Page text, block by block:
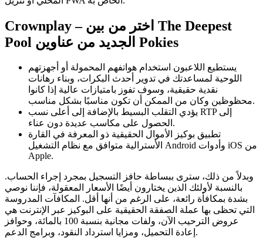
Crownplay – اختر من بين The Deepest
Pool الجديد من عناوين Pokies
يستطيع اللاعبون استخدام هواتفهم المحمولة أو أجهزتهم
اللوحية لمساعدتك في تدوير أحدث البكرات، وبناء رهانات
نقدية حقيقية، وسوف تفوز بامتيازات عالية إذا كانوا
محظوظين وكان من الممكن أن تكون مناسبًا بشكل مناسب.
يؤدي التقلب البسيط بالإضافة إلى أعلى نسب RTP إلى
الحصول على مكاسب عديدة دون عناء.
تطبيق بوكيز الأموال الحقيقية ذو المعرفة في القارة
الأسترالية متوافق مع نظام التشغيل Android وأدوات iOS من
Apple.
وبدلاً من ذلك، سترى ببساطة حافز التسجيل بمجرد إجراء الحساب.
بالنسبة لأولئك الذين يختارون أيضًا الأسعار المعقولة، فإننا نوصي
بشدة بمكافأة رائعة، على الرغم من أنها أقل. المكافآت المدروسة
التي تحظى بها عملة الصفقة الحقيقية على البوكيز عبر الإنترنت هي
عروض الترحيب الآن، ولفات مجانية بنسبة 100 بالمائة، وحوافز
إعادة التحميل، ومزايا استرداد النقود، وبرامج الدعم.